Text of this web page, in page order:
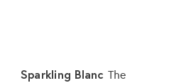
Sparkling Blanc The